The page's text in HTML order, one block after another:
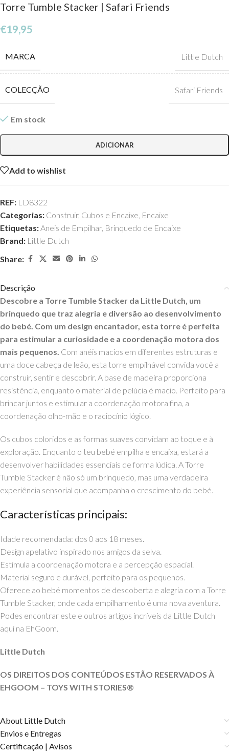
Torre Tumble Stacker | Safari Friends
€19,95
MARCA Little Dutch
COLECÇÃO Safari Friends
Em stock
ADICIONAR
Add to wishlist
REF: LD8322
Categorias: Construir, Cubos e Encaixe, Encaixe
Etiquetas:Aneis de Empilhar, Brinquedo de Encaixe
Brand: Little Dutch
Share:
Descrição
Descobre a Torre Tumble Stacker da Little Dutch, um
brinquedo que traz alegria e diversão ao desenvolvimento
do bebé. Com um design encantador, esta torre é perfeita
para estimular a curiosidade e a coordenação motora dos
mais pequenos. Com anéis macios em diferentes estruturas e
uma doce cabeça de leão, esta torre empilhável convida você a
construir, sentir e descobrir. A base de madeira proporciona
resistência, enquanto o material de pelúcia é macio. Perfeito para
brincar juntos e estimular a coordenação motora fina, a
coordenação olho-mão e o raciocínio lógico.
Os cubos coloridos e as formas suaves convidam ao toque e à
exploração. Enquanto o teu bebé empilha e encaixa, estará a
desenvolver habilidades essenciais de forma lúdica. A Torre
Tumble Stacker é não só um brinquedo, mas uma verdadeira
experiência sensorial que acompanha o crescimento do bebé.
Características principais:
Idade recomendada: dos 0 aos 18 meses.
Design apelativo inspirado nos amigos da selva.
Estimula a coordenação motora e a percepção espacial.
Material seguro e durável, perfeito para os pequenos.
Oferece ao bebé momentos de descoberta e alegria com a Torre
Tumble Stacker, onde cada empilhamento é uma nova aventura.
Podes encontrar este e outros artigos incríveis da Little Dutch
aqui na EhGoom.
Little Dutch
OS DIREITOS DOS CONTEÚDOS ESTÃO RESERVADOS À
EHGOOM – TOYS WITH STORIES®️
About Little Dutch
Envios e Entregas
Certificação | Avisos